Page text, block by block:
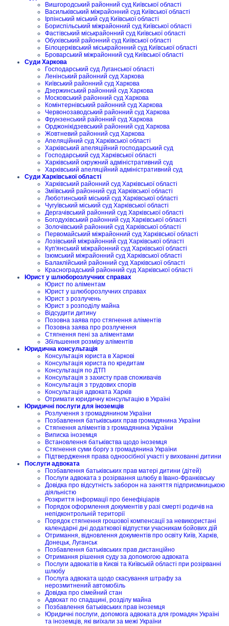
Вишгородський районний суд Київської області
Васильківський міжрайонний суд Київської області
Ірпінський міський суд Київської області
Бориспільський міжрайонний суд Київської області
Фастівський міськрайонний суд Київської області
Обухівський районний суд Київської області
Білоцерківський міськрайонний суд Київської області
Броварський міжрайонний суд Київської області
Суди Харкова
Господарський суд Луганської області
Ленінський районний суд Харкова
Київський районний суд Харкова
Дзержинський районний суд Харкова
Московський районний суд Харкова
Комінтернівський районний суд Харкова
Червонозаводський районний суд Харкова
Фрунзенський районний суд Харкова
Орджонікідзевський районний суд Харкова
Жовтневий районний суд Харкова
Апеляційний суд Харківської області
Харківський апеляційний господарський суд
Господарський суд Харківської області
Харківський окружний адміністративний суд
Харківський апеляційний адміністративний суд
Суди Харківської області
Харківський районний суд Харківської області
Зміївський районний суд Харківської області
Люботинський міський суд Харківської області
Чугуївський міський суд Харківської області
Дергачівський районний суд Харківської області
Богодухівський районний суд Харківської області
Золочівський районний суд Харківської області
Первомайський міжрайонний суд Харківської області
Лозівський міжрайонний суд Харківської області
Куп'янський міжрайонний суд Харківської області
Ізюмський міжрайонний суд Харківської області
Балаклійський районний суд Харківської області
Красноградський районний суд Харківської області
Юрист у шлюборозлучних справах
Юрист по аліментам
Юрист у шлюборозлучних справах
Юрист з розлучень
Юрист з розподілу майна
Відсудити дитину
Позовна заява про стягнення аліментів
Позовна заява про розлучення
Стягнення пені за аліментами
Збільшення розміру аліментів
Юридична консультація
Консультація юриста в Харкові
Консультація юриста по кредитам
Консультація по ДТП
Консультація з захисту прав споживачів
Консультація з трудових спорів
Консультація адвоката Харків
Отримати юридичну консультацію в Україні
Юридичні послуги для іноземців
Розлучення з громадянином України
Позбавлення батьківських прав громадянина України
Стягнення аліментів з громадянина України
Виписка іноземця
Встановлення батьківства щодо іноземця
Стягнення суми боргу з громадянина України
Підтвердження права одноосібної участі у вихованні дитини
Послуги адвоката
Позбавлення батьківських прав матері дитини (дітей)
Послуги адвоката з розірвання шлюбу в Івано-Франківську
Довідка про відсутність заборон на заняття підприємницькою
діяльністю
Розкриття інформації про бенефіціарів
Порядок оформлення документів у разі смерті родичів на
непідконтрольній території
Порядок стягнення грошової компенсації за невикористані
календарні дні додаткової відпустки учасникам бойових дій
Отримання, відновлення документів про освіту Київ, Харків,
Донецьк, Луганськ
Позбавлення батьківських прав дистанційно
Отримання рішення суду за допомогою адвоката
Послуги адвокатів в Києві та Київській області при розірванні
шлюбу
Послуга адвоката щодо скасування штрафу за
нерозмитнений автомобіль
Довідка про сімейний стан
Адвокат по спадщині, розділу майна
Позбавлення батьківських прав іноземця
Юридичні послуги, допомога адвоката для громадян Україні
та іноземців, які виїхали за межі України